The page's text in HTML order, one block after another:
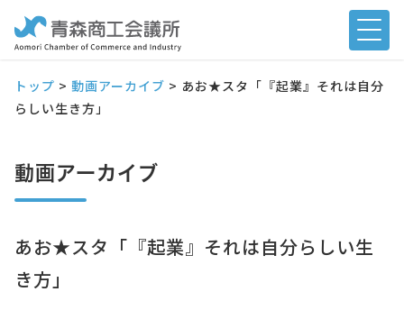
トップ > 動画アーカイブ > あお★スタ「『起業』それは自分
らしい生き方」
動画アーカイブ
あお★スタ「『起業』それは自分らしい生
き方」